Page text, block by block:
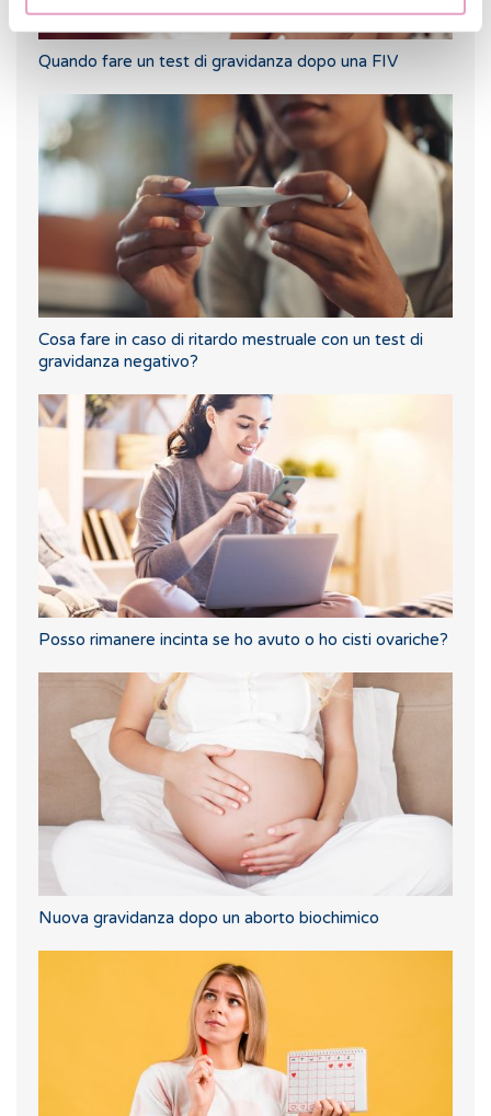
Quando fare un test di gravidanza dopo una FIV
Cosa fare in caso di ritardo mestruale con un test di
gravidanza negativo?
Posso rimanere incinta se ho avuto o ho cisti ovariche?
Nuova gravidanza dopo un aborto biochimico